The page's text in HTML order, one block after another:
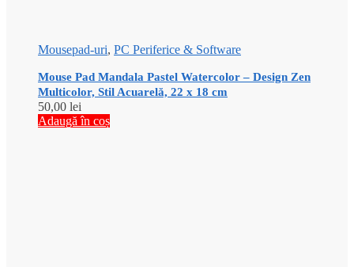
Mousepad-uri, PC Periferice & Software
Mouse Pad Mandala Pastel Watercolor – Design Zen
Multicolor, Stil Acuarelă, 22 x 18 cm
50,00 lei
Adaugă în coș